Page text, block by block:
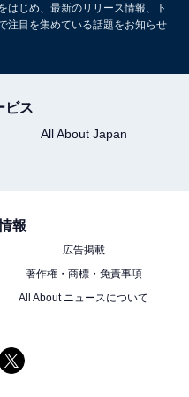
TAKAHIRO」、1位は？
はじめ、最新のリリース情報、ト
注目を集めている話題をお知らせ
ビス
All About Japan
報
広告掲載
著作権・商標・免責事項
All About ニュースについて